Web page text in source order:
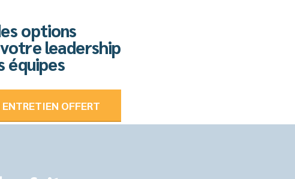
options
leadership
équipes
ENTRETIEN OFFERT